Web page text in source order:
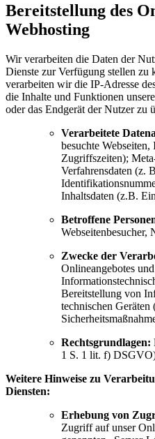
Bereitstellung des
Webhosting
Wir verarbeiten die Daten der
Dienste zur Verfügung stellen zu
verarbeiten wir die IP-Adresse
die Inhalte und Funktionen
oder das Endgerät der Nutzer zu
Verarbeitete
besuchte Webseiten,
Zugriffszeiten);
Verfahrensdaten (z.
Inhaltsdaten (z.B.
Betroffene
Webseitenbesucher,
Zwecke der
Onlineangebotes
Bereitstellung von
technischen Geräten
Rechtsgrundlagen:
1 S. 1 lit. f)
Weitere Hinweise zu
Diensten:
Erhebung von
Zugriff auf unser